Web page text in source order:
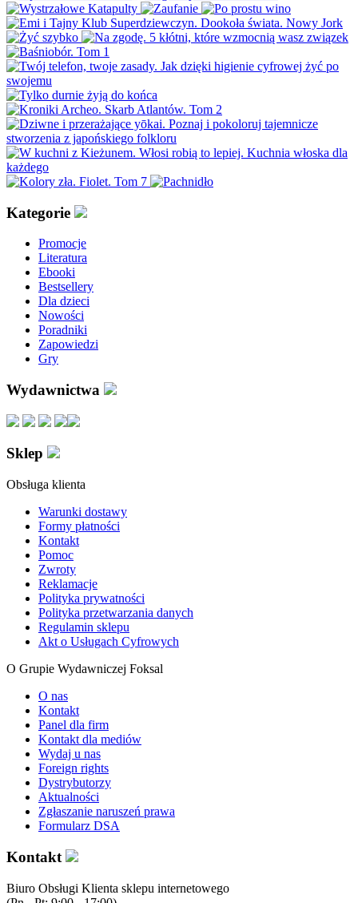
Kategorie
Promocje
Literatura
Ebooki
Bestsellery
Dla dzieci
Nowości
Poradniki
Zapowiedzi
Gry
Wydawnictwa
Sklep
Obsługa klienta
Warunki dostawy
Formy płatności
Kontakt
Pomoc
Zwroty
Reklamacje
Polityka prywatności
Polityka przetwarzania danych
Regulamin sklepu
Akt o Usługach Cyfrowych
O Grupie Wydawniczej Foksal
O nas
Kontakt
Panel dla firm
Kontakt dla mediów
Wydaj u nas
Foreign rights
Dystrybutorzy
Aktualności
Zgłaszanie naruszeń prawa
Formularz DSA
Kontakt
Biuro Obsługi Klienta sklepu internetowego